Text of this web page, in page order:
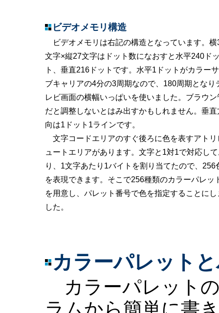
ビデオメモリ構造
ビデオメモリは右記の構造となっています。横
文字×縦27文字はドット数になおすと水平240ド
ト、垂直216ドットです。水平1ドットがカラーサ
ブキャリアの4分の3周期なので、180周期となり
レビ画面の横幅いっぱいを使いました。ブラウン
だと調整しないとはみ出すかもしれません。垂直
向は1ドット1ラインです。
文字コードエリアのすぐ後ろに色を表すアトリ
ュートエリアがあります。文字と1対1で対応し
り、1文字あたり1バイトを割り当てたので、256
を表現できます。そこで256種類のカラーパレッ
を用意し、パレット番号で色を指定することにし
した。
カラーパレット
カラーパレット